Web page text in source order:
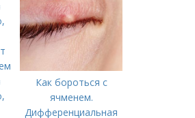
Как бороться с
ячменем.
Дифференциальная